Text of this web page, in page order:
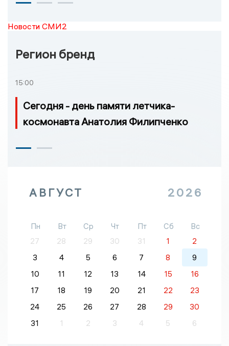
Новости СМИ2
Регион бренд
15:00
Сегодня - день памяти летчика-
космонавта Анатолия Филипченко
АВГУСТ 2026
Пн Вт Ср Чт Пт Сб
Вс
27
28 29 30 31 1
2
3
4 5 6 7 8
9
10
11 12 13 14 15
16
17
18 19 20 21 22
23
24
25 26 27 28 29
30
31
1 2 3 4 5 6